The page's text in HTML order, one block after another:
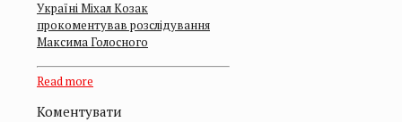
Україні Міхал Козак
прокоментував розслідування
Максима Голосного
Read more
Коментувати